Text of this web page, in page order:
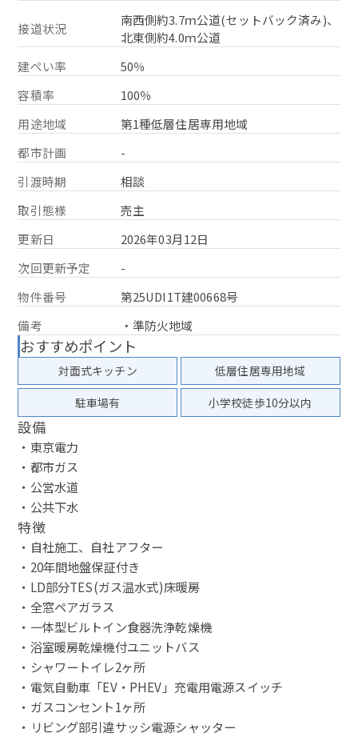
接道状況
南西側約3.7ｍ公道(セットバック済み)、
北東側約4.0ｍ公道
建ぺい率
50％
容積率
100％
用途地域
第1種低層住居専用地域
都市計画
-
引渡時期
相談
取引態様
売主
更新日
2026年03月12日
次回更新予定
-
物件番号
第25UDI1T建00668号
備考
・準防火地域
おすすめポイント
対面式キッチン
低層住居専用地域
駐車場有
小学校徒歩10分以内
設備
・東京電力
・都市ガス
・公営水道
・公共下水
特徴
・自社施工、自社アフター
・20年間地盤保証付き
・LD部分TES(ガス温水式)床暖房
・全窓ペアガラス
・一体型ビルトイン食器洗浄乾燥機
・浴室暖房乾燥機付ユニットバス
・シャワートイレ2ヶ所
・電気自動車「EV・PHEV」充電用電源スイッチ
・ガスコンセント1ヶ所
・リビング部引違サッシ電源シャッター